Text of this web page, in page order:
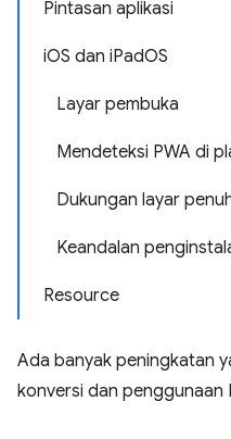
Pintasan aplikasi
iOS dan iPadOS
Layar pembuka
Mendeteksi PWA di
Dukungan layar
Keandalan
Resource
Ada banyak peningkatan
konversi dan penggunaan